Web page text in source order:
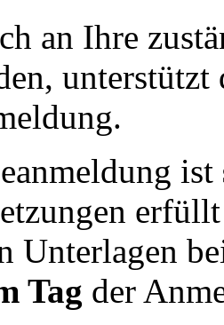
an Ihre
unterstützt
ist
Unterlagen
Tag der